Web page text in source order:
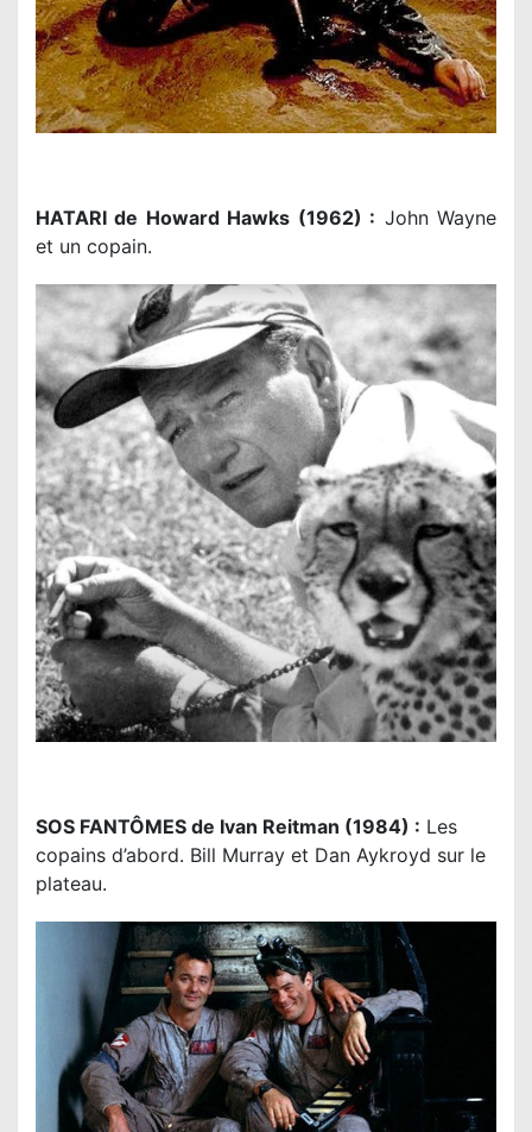
HATARI de Howard Hawks (1962) : John Wayne
et un copain.
SOS FANTÔMES de Ivan Reitman (1984) : Les
copains d’abord. Bill Murray et Dan Aykroyd sur le
plateau.